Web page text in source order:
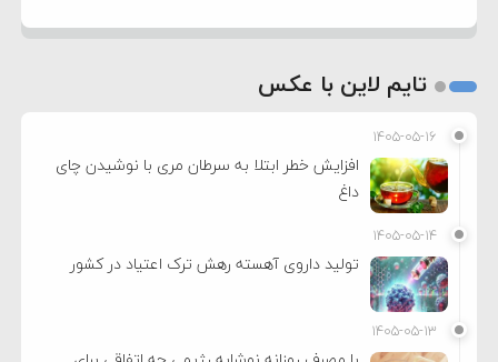
تایم لاین با عکس
۱۴۰۵-۰۵-۱۶
افزایش خطر ابتلا به سرطان مری با نوشیدن چای
داغ
۱۴۰۵-۰۵-۱۴
تولید داروی آهسته رهش ترک اعتیاد در کشور
۱۴۰۵-۰۵-۱۳